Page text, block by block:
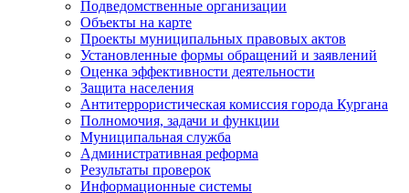
Подведомственные организации
Объекты на карте
Проекты муниципальных правовых актов
Установленные формы обращений и заявлений
Оценка эффективности деятельности
Защита населения
Антитеррористическая комиссия города Кургана
Полномочия, задачи и функции
Муниципальная служба
Административная реформа
Результаты проверок
Информационные системы